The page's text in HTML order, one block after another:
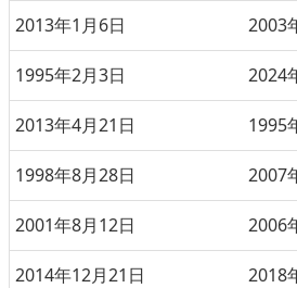
2013年1月6日 2003
1995年2月3日 2024
2013年4月21日 1995
1998年8月28日 2007
2001年8月12日 2006
2014年12月21日 2018